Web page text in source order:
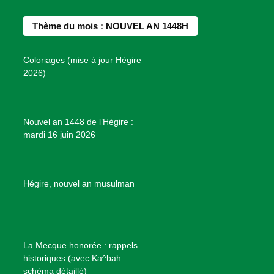
b
k
a
a
e
u
Thème du mois : NOUVEL AN 1448H
Coloriages (mise à jour Hégire
2026)
Nouvel an 1448 de l’Hégire :
mardi 16 juin 2026
Hégire, nouvel an musulman
La Mecque honorée : rappels
historiques (avec Ka^bah
schéma détaillé)